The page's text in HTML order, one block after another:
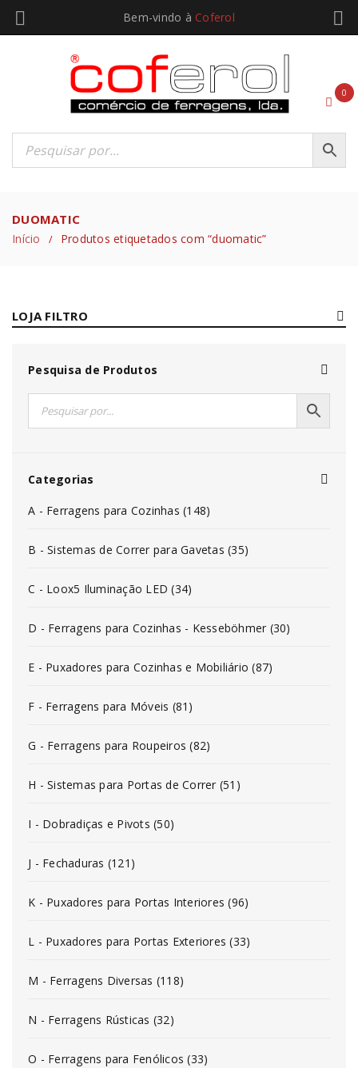
Bem-vindo à Coferol
0
DUOMATIC
Início / Produtos etiquetados com “duomatic”
LOJA FILTRO
Pesquisa de Produtos
Categorias
A - Ferragens para Cozinhas (148)
B - Sistemas de Correr para Gavetas (35)
C - Loox5 Iluminação LED (34)
D - Ferragens para Cozinhas - Kesseböhmer (30)
E - Puxadores para Cozinhas e Mobiliário (87)
F - Ferragens para Móveis (81)
G - Ferragens para Roupeiros (82)
H - Sistemas para Portas de Correr (51)
I - Dobradiças e Pivots (50)
J - Fechaduras (121)
K - Puxadores para Portas Interiores (96)
L - Puxadores para Portas Exteriores (33)
M - Ferragens Diversas (118)
N - Ferragens Rústicas (32)
O - Ferragens para Fenólicos (33)